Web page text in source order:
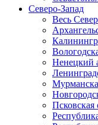
Северо-Запад
Весь
Ненецкий
Псковская